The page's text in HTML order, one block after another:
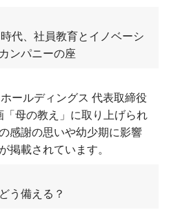
代、社員教育とイノベーシ
ンパニーの座
ールディングス 代表取締役
母の教え」に取り上げられ
感謝の思いや幼少期に影響
掲載されています。
う備える？